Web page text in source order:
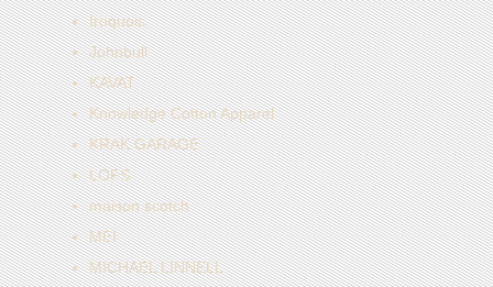
Iroquois
Johnbull
KAVAT
Knowledge Cotton Apparel
KRAK GARAGE
LOFS
maison scotch
MEI
MICHAEL LINNELL